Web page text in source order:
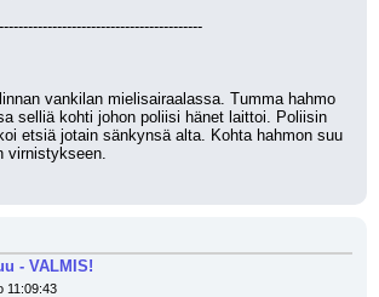
vankilan mielisairaalassa. Tumma hahmo
selliä kohti johon poliisi hänet laittoi. Poliisin
etsiä jotain sänkynsä alta. Kohta hahmon suu
virnistykseen.
- VALMIS!
11:09:43